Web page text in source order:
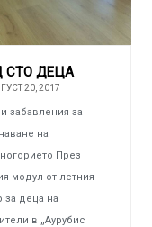
СТО ДЕЦА
20, 2017
забавления за
на
През
модул от летния
за деца на
в „Аурубис